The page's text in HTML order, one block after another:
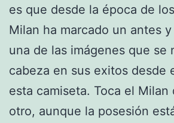
es que desde la época de
Milan ha marcado un antes
una de las imágenes que se
cabeza en sus exitos desde
esta camiseta. Toca el Milan
otro, aunque la posesión